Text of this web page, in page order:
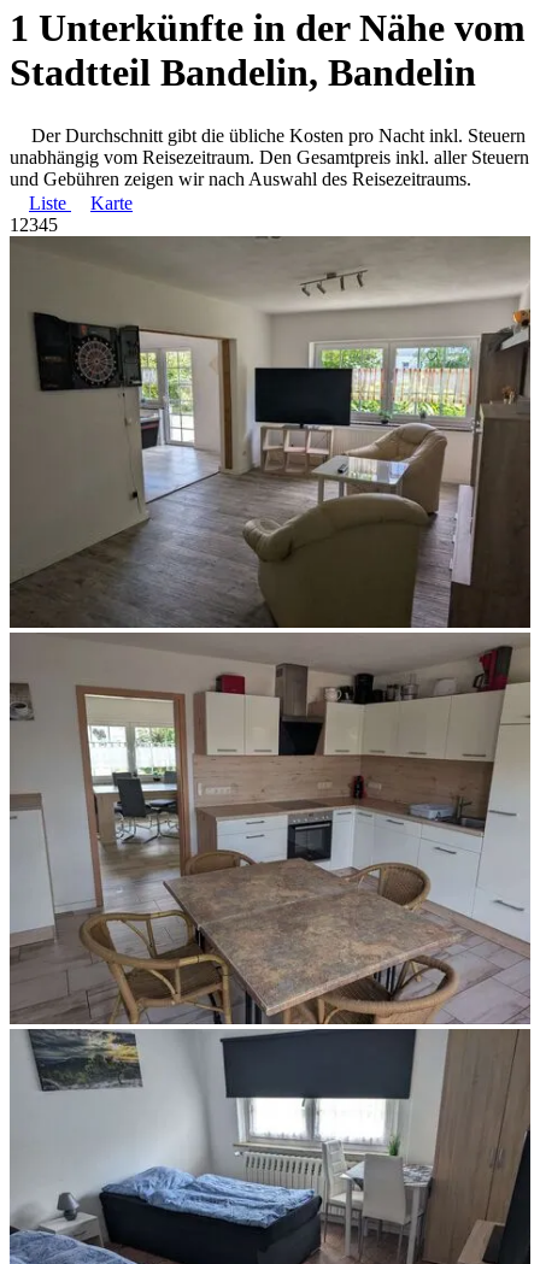
1 Unterkünfte in der Nähe vom
Stadtteil Bandelin, Bandelin
Der Durchschnitt gibt die übliche Kosten pro Nacht inkl. Steuern
unabhängig vom Reisezeitraum. Den Gesamtpreis inkl. aller Steuern
und Gebühren zeigen wir nach Auswahl des Reisezeitraums.
Liste
Karte
1 2345